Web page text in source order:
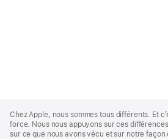
Footer
Chez Apple, nous sommes tous différents. Et
force. Nous nous appuyons sur ces
sur ce que nous avons vécu et sur notre façon